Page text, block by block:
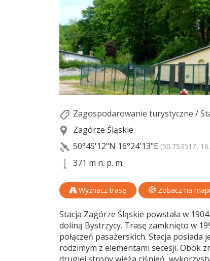
Zagospodarowanie turystyczne /
Zagórze Śląskie
50°45'12"N 16°24'13"E (50.753517,
371 m n. p. m.
Wyznacz trasę Zobacz na
Stacja Zagórze Śląskie powstała w
doliną Bystrzycy. Trasę zamknięto w
połączeń pasażerskich. Stacja
rodzimym z elementami secesji. Obok